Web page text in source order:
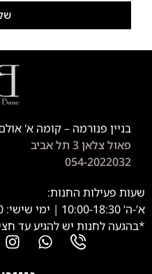
בניין פנורמה – קומה א' אולם
פאול צלאן 3 תל אביב
054-2022032
שעות פעילות החנות:
א’-ה’ 10:00-18:30 | ימי שישי: 10:00-14:00
*בהגעה לחנות יש להגיע עד